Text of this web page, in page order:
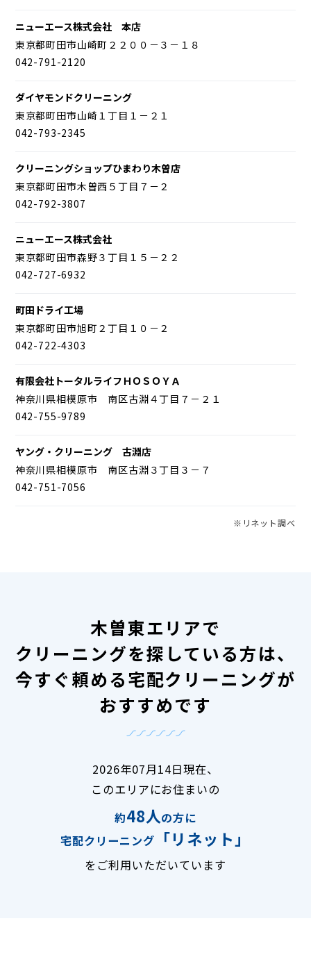
ニューエース株式会社 本店
東京都町田市山崎町２２００－３－１８
042-791-2120
ダイヤモンドクリーニング
東京都町田市山崎１丁目１－２１
042-793-2345
クリーニングショップひまわり木曽店
東京都町田市木曽西５丁目７－２
042-792-3807
ニューエース株式会社
東京都町田市森野３丁目１５－２２
042-727-6932
町田ドライ工場
東京都町田市旭町２丁目１０－２
042-722-4303
有限会社トータルライフＨＯＳＯＹＡ
神奈川県相模原市 南区古淵４丁目７－２１
042-755-9789
ヤング・クリーニング 古淵店
神奈川県相模原市 南区古淵３丁目３－７
042-751-7056
※リネット調べ
木曽東エリアで
クリーニングを探している方は、
今すぐ頼める宅配クリーニングが
おすすめです
2026年07月14日現在、
このエリアにお住まいの
約48人の方に
宅配クリーニング
「リネット」
をご利用いただいています